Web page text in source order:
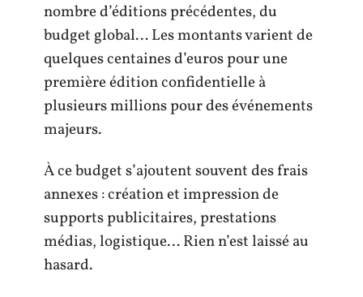
nombre d’éditions précédentes, du
budget global… Les montants varient de
quelques centaines d’euros pour une
première édition confidentielle à
plusieurs millions pour des événements
majeurs.
À ce budget s’ajoutent souvent des frais
annexes : création et impression de
supports publicitaires, prestations
médias, logistique… Rien n’est laissé au
hasard.